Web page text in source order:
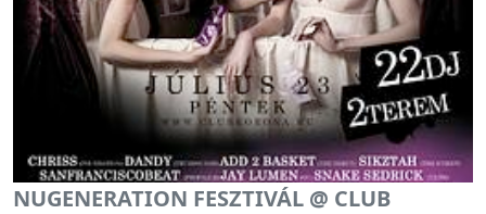
NUGENERATION FESZTIVÁL @ CLUB